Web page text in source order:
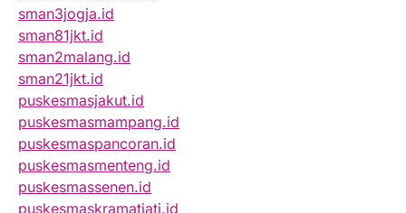
sman3jogja.id
sman81jkt.id
sman2malang.id
sman21jkt.id
puskesmasjakut.id
puskesmasmampang.id
puskesmaspancoran.id
puskesmasmenteng.id
puskesmassenen.id
puskesmaskramatjati.id